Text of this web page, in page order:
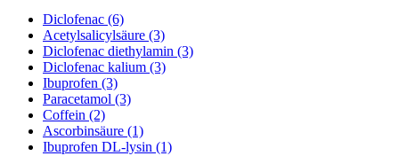
Diclofenac (6)
Acetylsalicylsäure (3)
Diclofenac diethylamin (3)
Diclofenac kalium (3)
Ibuprofen (3)
Paracetamol (3)
Coffein (2)
Ascorbinsäure (1)
Ibuprofen DL-lysin (1)